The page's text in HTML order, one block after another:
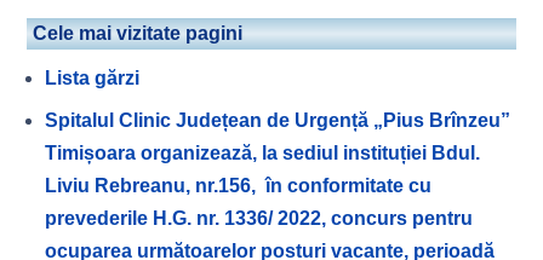
Cele mai vizitate pagini
Lista gărzi
Spitalul Clinic Județean de Urgență „Pius Brînzeu”
Timișoara organizează, la sediul instituției Bdul.
Liviu Rebreanu, nr.156, în conformitate cu
prevederile H.G. nr. 1336/ 2022, concurs pentru
ocuparea următoarelor posturi vacante, perioadă